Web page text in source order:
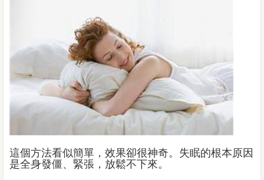
這個方法看似簡單，效果卻很神奇。失眠的根本原因
是全身發僵、緊張，放鬆不下來。